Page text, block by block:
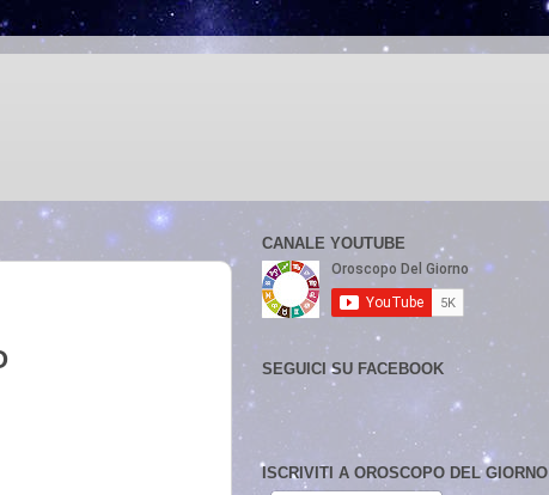
CANALE YOUTUBE
SEGUICI SU FACEBOOK
ISCRIVITI A OROSCOPO DEL GIORNO